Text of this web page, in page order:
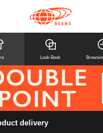
Look Book
delivery